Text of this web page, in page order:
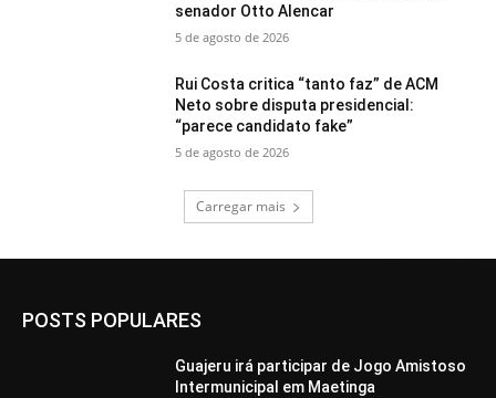
senador Otto Alencar
5 de agosto de 2026
Rui Costa critica “tanto faz” de ACM
Neto sobre disputa presidencial:
“parece candidato fake”
5 de agosto de 2026
Carregar mais
POSTS POPULARES
Guajeru irá participar de Jogo Amistoso
Intermunicipal em Maetinga